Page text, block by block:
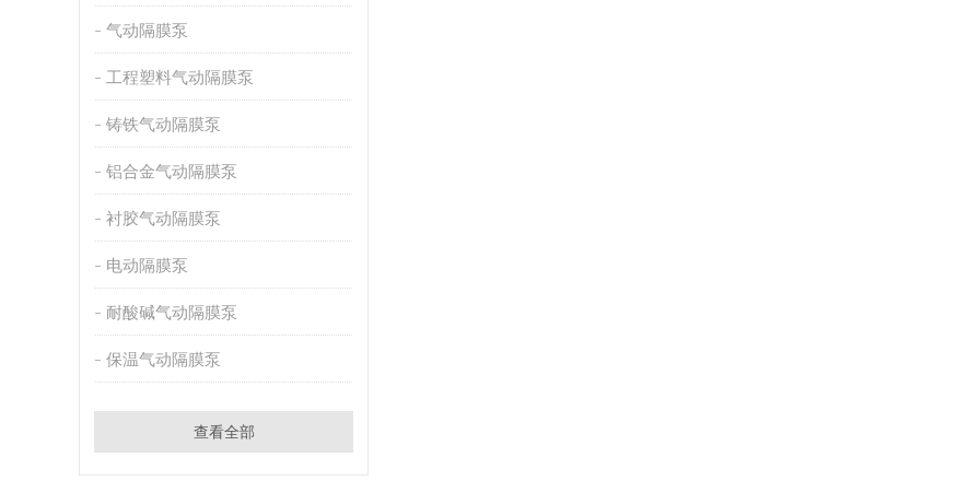
气动隔膜泵
工程塑料气动隔膜泵
铸铁气动隔膜泵
铝合金气动隔膜泵
衬胶气动隔膜泵
电动隔膜泵
耐酸碱气动隔膜泵
保温气动隔膜泵
查看全部